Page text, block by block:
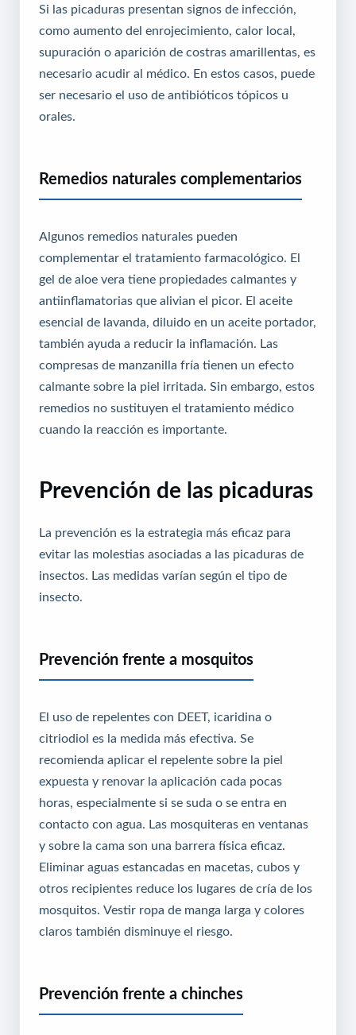
Si las picaduras presentan signos de infección,
como aumento del enrojecimiento, calor local,
supuración o aparición de costras amarillentas, es
necesario acudir al médico. En estos casos, puede
ser necesario el uso de antibióticos tópicos u
orales.
Remedios naturales complementarios
Algunos remedios naturales pueden
complementar el tratamiento farmacológico. El
gel de aloe vera tiene propiedades calmantes y
antiinflamatorias que alivian el picor. El aceite
esencial de lavanda, diluido en un aceite portador,
también ayuda a reducir la inflamación. Las
compresas de manzanilla fría tienen un efecto
calmante sobre la piel irritada. Sin embargo, estos
remedios no sustituyen el tratamiento médico
cuando la reacción es importante.
Prevención de las picaduras
La prevención es la estrategia más eficaz para
evitar las molestias asociadas a las picaduras de
insectos. Las medidas varían según el tipo de
insecto.
Prevención frente a mosquitos
El uso de repelentes con DEET, icaridina o
citriodiol es la medida más efectiva. Se
recomienda aplicar el repelente sobre la piel
expuesta y renovar la aplicación cada pocas
horas, especialmente si se suda o se entra en
contacto con agua. Las mosquiteras en ventanas
y sobre la cama son una barrera física eficaz.
Eliminar aguas estancadas en macetas, cubos y
otros recipientes reduce los lugares de cría de los
mosquitos. Vestir ropa de manga larga y colores
claros también disminuye el riesgo.
Prevención frente a chinches